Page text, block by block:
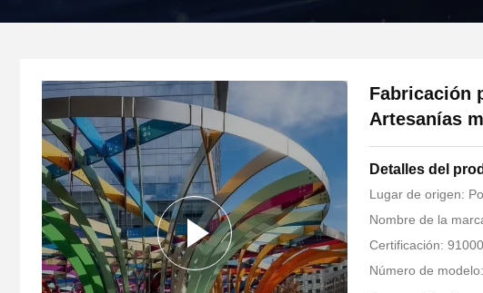
Fabricación
Artesanías
Detalles del
Lugar de origen:
Nombre de la
Certificación: 91000
Número de